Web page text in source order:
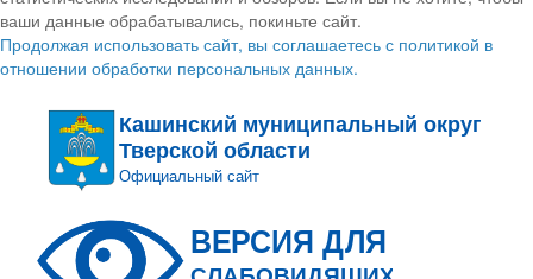
ваши данные обрабатывались, покиньте сайт.
Продолжая использовать сайт, вы соглашаетесь с политикой в
отношении обработки персональных данных.